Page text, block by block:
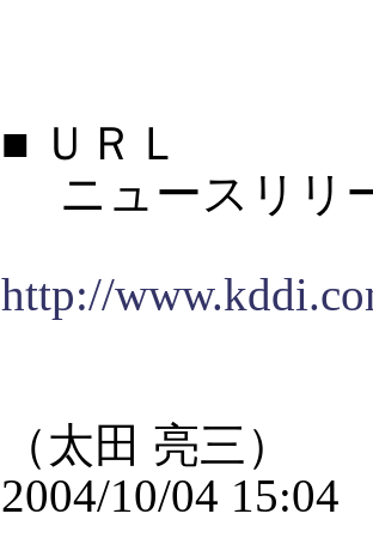
■ ＵＲＬ
ニュースリリ
http://
（太田 亮三）
2004/10/04 15:04